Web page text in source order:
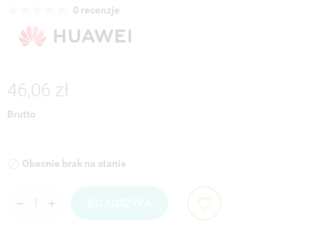
0 recenzje
46,06 zł
Brutto
 Obecnie brak na stanie